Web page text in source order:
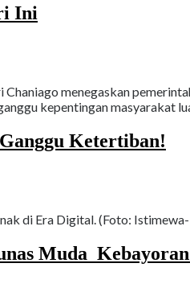
Ini
menegaskan
kepentingan masyarakat
Ketertiban!
di Era Digital. (Foto:
Muda